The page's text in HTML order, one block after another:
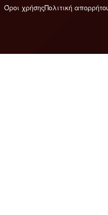
Όροι χρήσηςΠολιτική